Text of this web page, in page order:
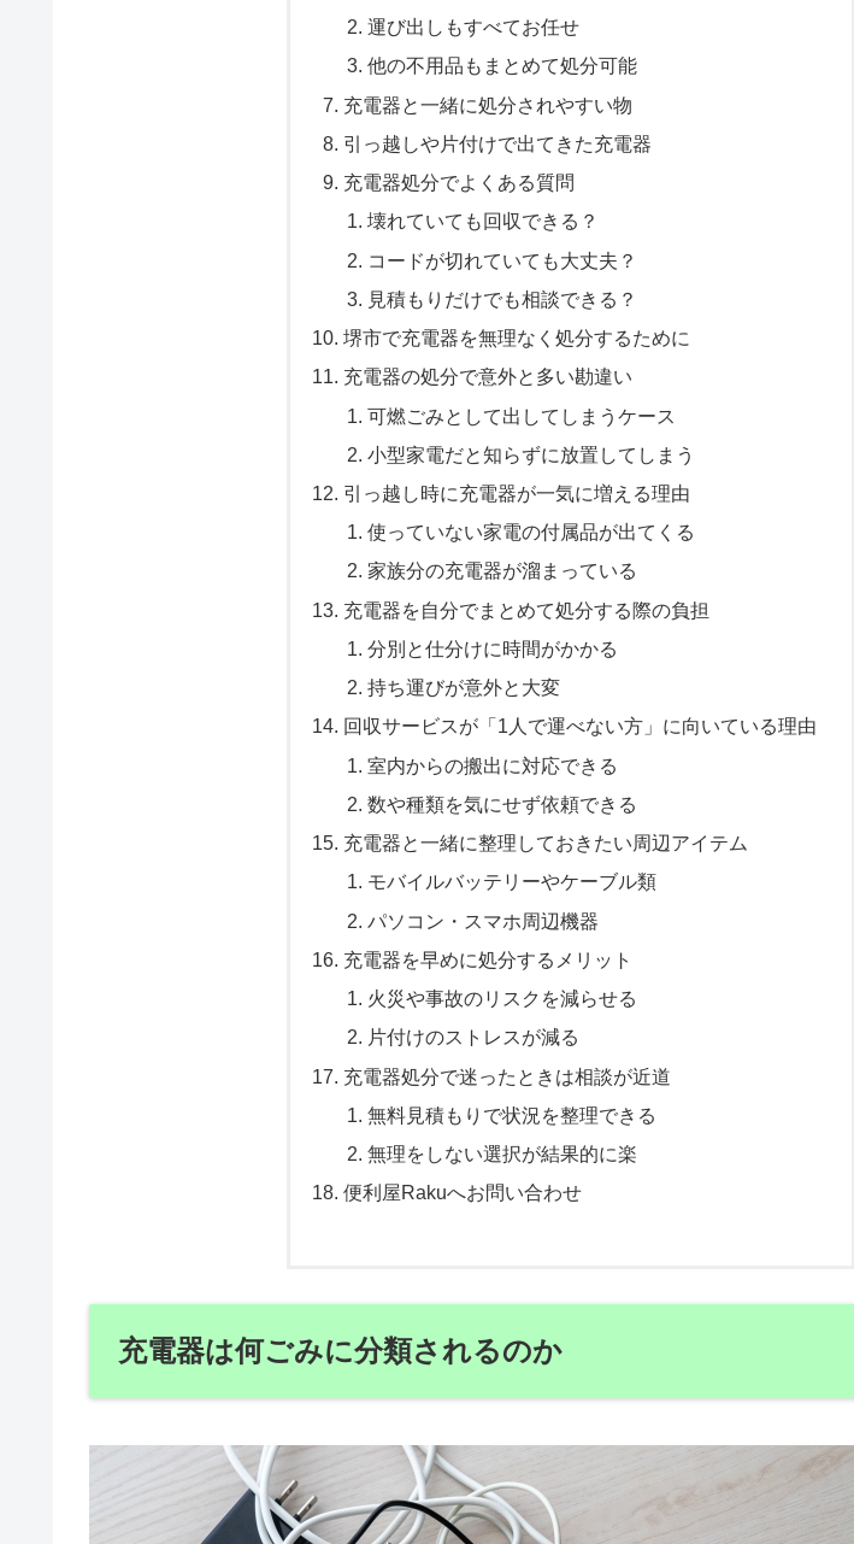
運び出しもすべてお任せ
他の不用品もまとめて処分可能
充電器と一緒に処分されやすい物
引っ越しや片付けで出てきた充電器
充電器処分でよくある質問
壊れていても回収できる？
コードが切れていても大丈夫？
見積もりだけでも相談できる？
堺市で充電器を無理なく処分するために
充電器の処分で意外と多い勘違い
可燃ごみとして出してしまうケース
小型家電だと知らずに放置してしまう
引っ越し時に充電器が一気に増える理由
使っていない家電の付属品が出てくる
家族分の充電器が溜まっている
充電器を自分でまとめて処分する際の負担
分別と仕分けに時間がかかる
持ち運びが意外と大変
回収サービスが「1人で運べない方」に向いている理由
室内からの搬出に対応できる
数や種類を気にせず依頼できる
充電器と一緒に整理しておきたい周辺アイテム
モバイルバッテリーやケーブル類
パソコン・スマホ周辺機器
充電器を早めに処分するメリット
火災や事故のリスクを減らせる
片付けのストレスが減る
充電器処分で迷ったときは相談が近道
無料見積もりで状況を整理できる
無理をしない選択が結果的に楽
便利屋Rakuへお問い合わせ
充電器は何ごみに分類されるのか